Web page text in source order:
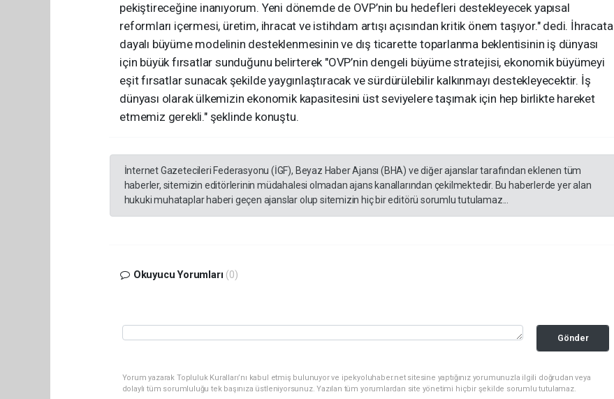
pekiştireceğine inanıyorum. Yeni dönemde de OVP’nin bu hedefleri destekleyecek yapısal
reformları içermesi, üretim, ihracat ve istihdam artışı açısından kritik önem taşıyor." dedi. İhracata
dayalı büyüme modelinin desteklenmesinin ve dış ticarette toparlanma beklentisinin iş dünyası
için büyük fırsatlar sunduğunu belirterek "OVP’nin dengeli büyüme stratejisi, ekonomik büyümeyi
eşit fırsatlar sunacak şekilde yaygınlaştıracak ve sürdürülebilir kalkınmayı destekleyecektir. İş
dünyası olarak ülkemizin ekonomik kapasitesini üst seviyelere taşımak için hep birlikte hareket
etmemiz gerekli." şeklinde konuştu.
İnternet Gazetecileri Federasyonu (İGF), Beyaz Haber Ajansı (BHA) ve diğer ajanslar tarafından eklenen tüm
haberler, sitemizin editörlerinin müdahalesi olmadan ajans kanallarından çekilmektedir. Bu haberlerde yer alan
hukuki muhataplar haberi geçen ajanslar olup sitemizin hiç bir editörü sorumlu tutulamaz...
Okuyucu Yorumları (0)
Gönder
Yorum yazarak Topluluk Kuralları’nı kabul etmiş bulunuyor ve ipekyoluhaber.net sitesine yaptığınız yorumunuzla ilgili doğrudan veya
dolaylı tüm sorumluluğu tek başınıza üstleniyorsunuz. Yazılan tüm yorumlardan site yönetimi hiçbir şekilde sorumlu tutulamaz.